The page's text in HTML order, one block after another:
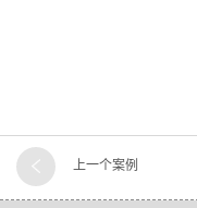
上一个案例